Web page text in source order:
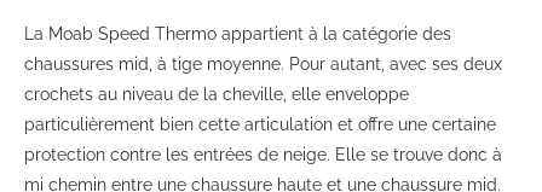
La Moab Speed Thermo appartient à la catégorie des
chaussures mid, à tige moyenne. Pour autant, avec ses deux
crochets au niveau de la cheville, elle enveloppe
particulièrement bien cette articulation et offre une certaine
protection contre les entrées de neige. Elle se trouve donc à
mi chemin entre une chaussure haute et une chaussure mid.